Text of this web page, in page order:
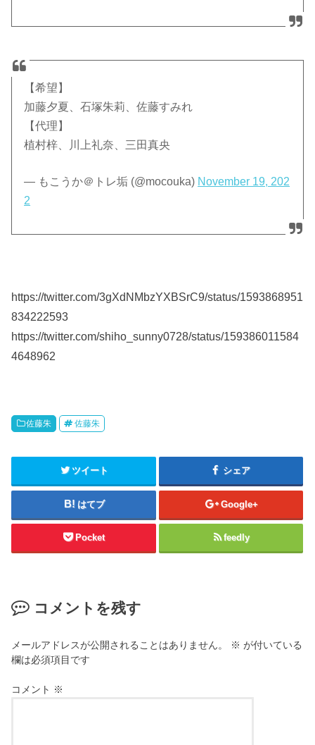
【希望】
加藤夕夏、石塚朱莉、佐藤すみれ
【代理】
植村梓、川上礼奈、三田真央
— もこうか＠トレ垢 (@mocouka) November 19, 202
2
https://twitter.com/3gXdNMbzYXBSrC9/status/1593868951
834222593
https://twitter.com/shiho_sunny0728/status/159386011584
4648962
佐藤朱 佐藤朱
ツイート シェア
はてブ Google+
Pocket feedly
コメントを残す
メールアドレスが公開されることはありません。 ※ が付いている
欄は必須項目です
コメント ※